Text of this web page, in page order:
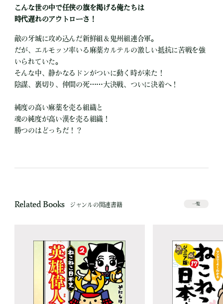
こんな世の中で任侠の旗を掲げる俺たちは
時代遅れのアウトローさ！
敵の牙城に攻め込んだ新鮮組＆鬼州組連合軍。
だが、エルモッソ率いる麻薬カルテルの激しい抵抗に苦戦を強
いられていた。
そんな中、静かなるドンがついに動く時が来た！
陰謀、裏切り、仲間の死……大決戦、ついに決着へ！
純度の高い麻薬を売る組織と
魂の純度が高い漢を売る組織！
勝つのはどっちだ！？
Related Books ジャンルの関連書籍 一覧